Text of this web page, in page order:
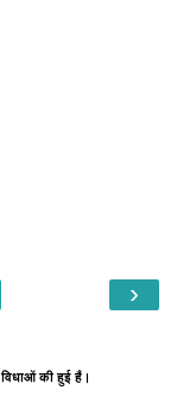
›
की हुई हैं।